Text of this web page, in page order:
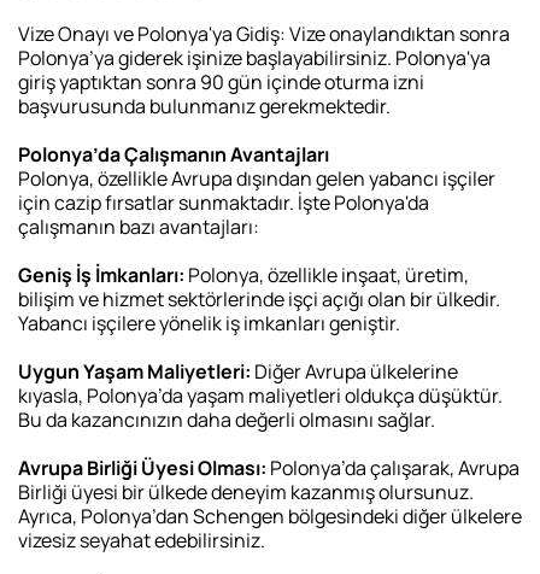
Vize Onayı ve Polonya'ya Gidiş: Vize onaylandıktan sonra
Polonya’ya giderek işinize başlayabilirsiniz. Polonya'ya
giriş yaptıktan sonra 90 gün içinde oturma izni
başvurusunda bulunmanız gerekmektedir.
Polonya’da Çalışmanın Avantajları
Polonya, özellikle Avrupa dışından gelen yabancı işçiler
için cazip fırsatlar sunmaktadır. İşte Polonya'da
çalışmanın bazı avantajları:
Geniş İş İmkanları: Polonya, özellikle inşaat, üretim,
bilişim ve hizmet sektörlerinde işçi açığı olan bir ülkedir.
Yabancı işçilere yönelik iş imkanları geniştir.
Uygun Yaşam Maliyetleri: Diğer Avrupa ülkelerine
kıyasla, Polonya’da yaşam maliyetleri oldukça düşüktür.
Bu da kazancınızın daha değerli olmasını sağlar.
Avrupa Birliği Üyesi Olması: Polonya’da çalışarak, Avrupa
Birliği üyesi bir ülkede deneyim kazanmış olursunuz.
Ayrıca, Polonya’dan Schengen bölgesindeki diğer ülkelere
vizesiz seyahat edebilirsiniz.